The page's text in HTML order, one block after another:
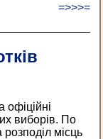
=>>>=
офіційні
виборів. По
місць